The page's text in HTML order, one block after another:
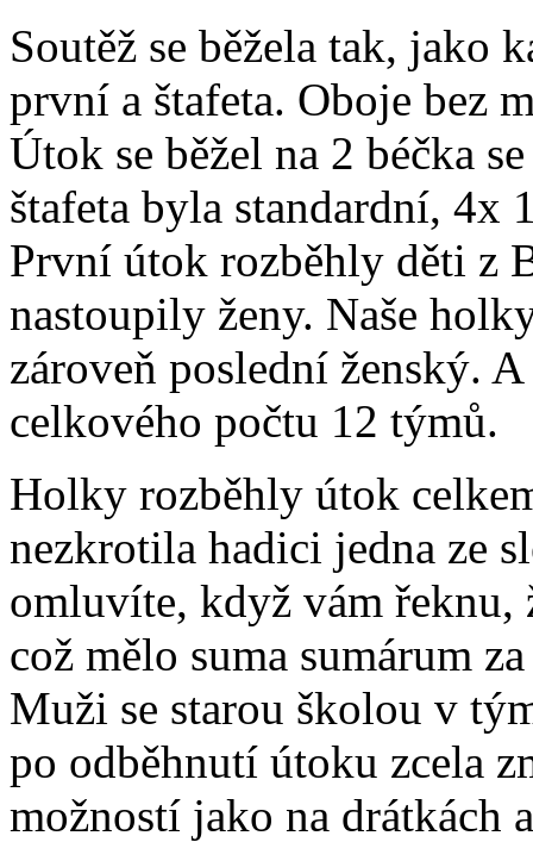
Soutěž se běžela tak, jako
první a štafeta. Oboje bez
Útok se běžel na 2 béčka
štafeta byla standardní, 4x
První útok rozběhly děti z
nastoupily ženy. Naše
zároveň poslední ženský.
celkového počtu 12 týmů.
Holky rozběhly útok
nezkrotila hadici jedna ze
omluvíte, když vám řeknu,
což mělo suma sumárum
Muži se starou školou v
po odběhnutí útoku zcela
možností jako na drátkách